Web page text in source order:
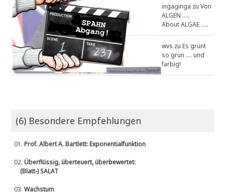
ingaginga zuVon
ALGEN .....
About ALGAE .....
wvs zuEs grünt
so grün .... und
farbig!
(6) Besondere Empfehlungen
01.Prof. Albert A. Bartlett: Exponentialfunktion
02.Überflüssig, überteuert, überbewertet:
(Blatt-) SALAT
03.Wachstum